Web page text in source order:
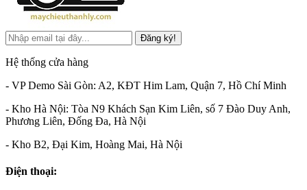
Đăng ký!
Hệ thống cửa hàng
- VP Demo Sài Gòn: A2, KĐT Him Lam, Quận 7, Hồ Chí Minh
- Kho Hà Nội: Tòa N9 Khách Sạn Kim Liên, số 7 Đào Duy Anh,
Phương Liên, Đống Đa, Hà Nội
- Kho B2, Đại Kim, Hoàng Mai, Hà Nội
Điện thoại: